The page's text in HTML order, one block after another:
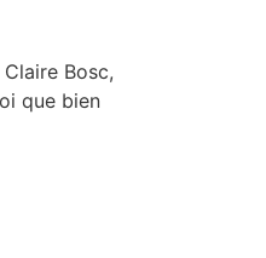
Bosc,
que bien